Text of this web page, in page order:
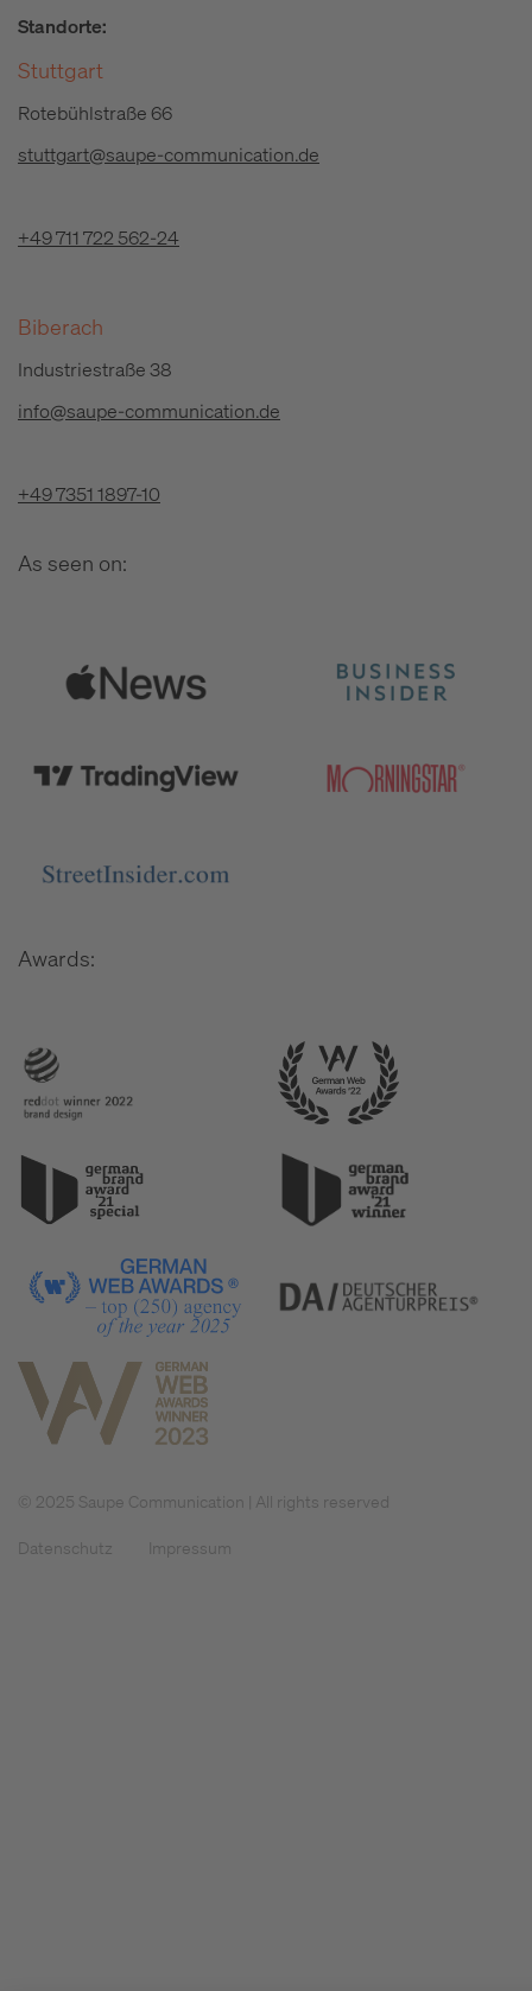
Standorte:
Stuttgart
Rotebühlstraße 66
stuttgart@saupe-communication.de
+49 711 722 562-24
Biberach
Industriestraße 38
info@saupe-communication.de
+49 7351 1897-10
As seen on:
Awards:
© 2025 Saupe Communication | All rights reserved
Datenschutz Impressum